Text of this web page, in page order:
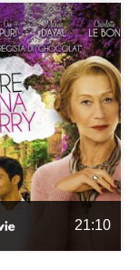
21:10